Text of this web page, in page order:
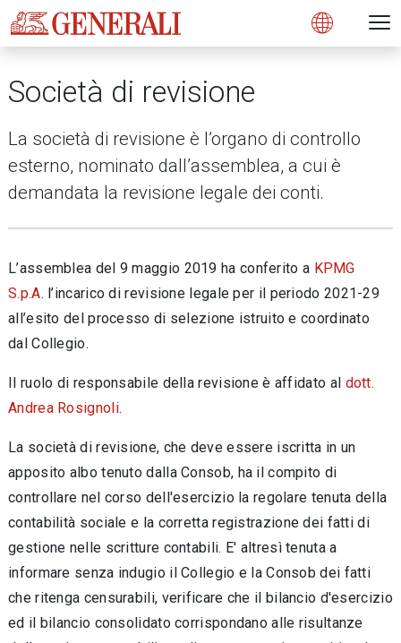
Open
Società di revisione
La società di revisione è l’organo di controllo
esterno, nominato dall’assemblea, a cui è
demandata la revisione legale dei conti.
L’assemblea del 9 maggio 2019 ha conferito a KPMG
S.p.A. l’incarico di revisione legale per il periodo 2021-29
all’esito del processo di selezione istruito e coordinato
dal Collegio.
Il ruolo di responsabile della revisione è affidato al dott.
Andrea Rosignoli.
La società di revisione, che deve essere iscritta in un
apposito albo tenuto dalla Consob, ha il compito di
controllare nel corso dell'esercizio la regolare tenuta della
contabilità sociale e la corretta registrazione dei fatti di
gestione nelle scritture contabili. E' altresì tenuta a
informare senza indugio il Collegio e la Consob dei fatti
che ritenga censurabili, verificare che il bilancio d'esercizio
ed il bilancio consolidato corrispondano alle risultanze